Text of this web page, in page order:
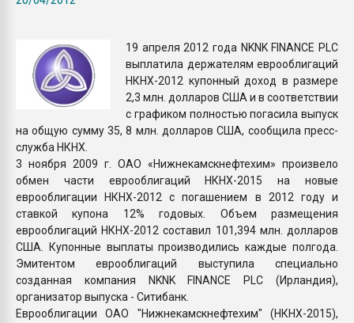
19 апреля 2012 года NKNK FINANCE PLC
выплатила держателям еврооблигаций
НКНХ-2012 купонный доход в размере
2,3 млн. долларов США и в соответствии
с графиком полностью погасила выпуск
на общую сумму 35, 8 млн. долларов США, сообщила пресс-
служба НКНХ.
3 ноября 2009 г. ОАО «Нижнекамскнефтехим» произвело
обмен части еврооблигаций НКНХ-2015 на новые
еврооблигации НКНХ-2012 с погашением в 2012 году и
ставкой купона 12% годовых. Объем размещения
еврооблигаций НКНХ-2012 составил 101,394 млн. долларов
США. Купонные выплаты производились каждые полгода.
Эмитентом еврооблигаций выступила специально
созданная компания NKNK FINANCE PLC (Ирландия),
организатор выпуска - Ситибанк.
Еврооблигации ОАО "Нижнекамскнефтехим" (НКНХ-2015),